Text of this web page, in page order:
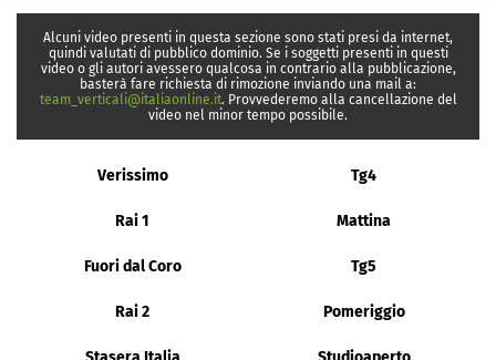
Alcuni video presenti in questa sezione sono stati presi da internet,
quindi valutati di pubblico dominio. Se i soggetti presenti in questi
video o gli autori avessero qualcosa in contrario alla pubblicazione,
basterà fare richiesta di rimozione inviando una mail a:
team_verticali@italiaonline.it. Provvederemo alla cancellazione del
video nel minor tempo possibile.
Verissimo Tg4
Rai 1 Mattina
Fuori dal Coro Tg5
Rai 2 Pomeriggio